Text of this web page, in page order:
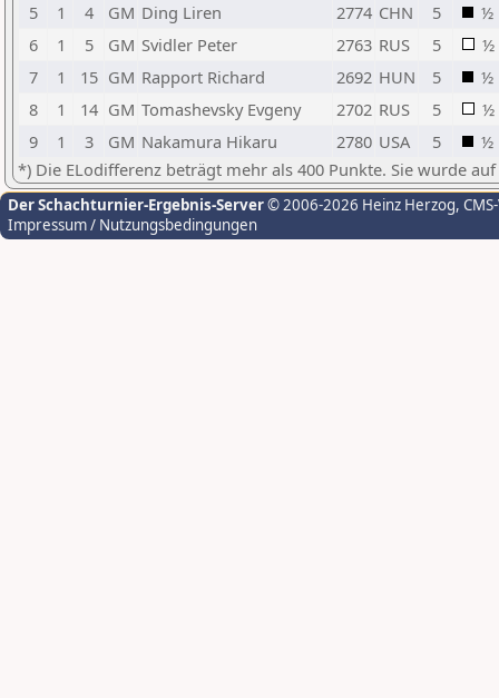
5
1 4 GM Ding Liren 2774 CHN 5
½
6
1 5 GM Svidler Peter 2763 RUS 5
½
7
1 15 GM Rapport Richard 2692 HUN 5
½
8
1 14 GM Tomashevsky Evgeny 2702 RUS 5
½
9
1 3 GM Nakamura Hikaru 2780 USA 5
½
*) Die ELodifferenz beträgt mehr als 400 Punkte. Sie wurde
Der Schachturnier-Ergebnis-Server© 2006-2026 Heinz Herzog,
Impressum / Nutzungsbedingungen